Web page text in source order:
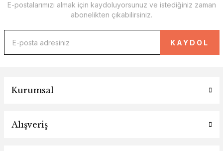
E-postalarımızı almak için kaydoluyorsunuz ve istediğiniz zaman
abonelikten çıkabilirsiniz.
KAYDOL
Kurumsal
Alışveriş